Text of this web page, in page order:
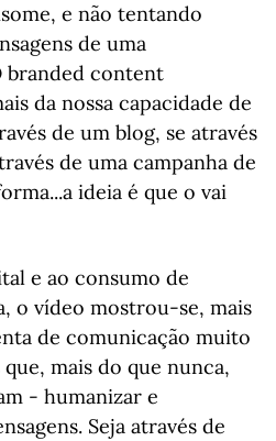
e não tentando
de uma
branded content
da nossa capacidade de
de um blog, se através
de uma campanha de
ideia é que o vai
e ao consumo de
o vídeo mostrou-se, mais
de comunicação muito
mais do que nunca,
- humanizar e
Seja através de